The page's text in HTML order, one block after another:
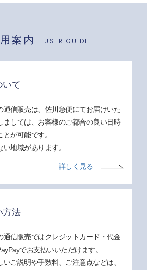
案内 USER GUIDE
いて
通信販売は、佐川急便にてお届けいた
ましては、お客様のご都合の良い日時
が可能です。
地域があります。
詳しく見る
方法
通信販売ではクレジットカード・代金
でお支払いいただけます。
ご説明や手数料、ご注意点などは、